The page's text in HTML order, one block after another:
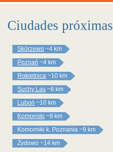
Ciudades próximas
Skórzewo ~4 km
Poznań ~4 km
Rokietnica ~10 km
Suchy Las ~8 km
Luboń ~10 km
Komorniki ~9 km
Komorniki k. Poznania ~9 km
Żydowo ~14 km